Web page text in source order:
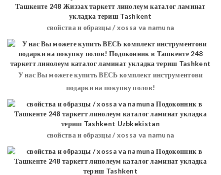
свойства и образцы / xossa va namuna
У нас Вы можете купить ВЕСЬ комплект инструментови
подарки на покупку полов!
свойства и образцы / xossa va namuna